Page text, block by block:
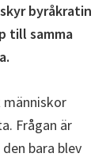
byråkratin
till samma
människor
Frågan är
bara blev